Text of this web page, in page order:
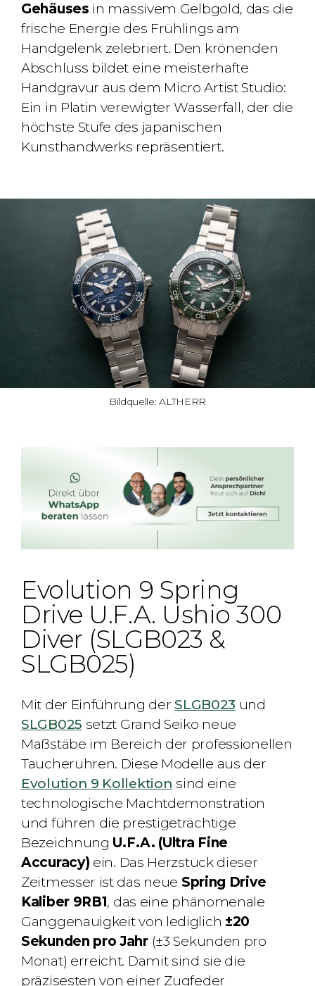
Gehäuses in massivem Gelbgold, das die
frische Energie des Frühlings am
Handgelenk zelebriert. Den krönenden
Abschluss bildet eine meisterhafte
Handgravur aus dem Micro Artist Studio:
Ein in Platin verewigter Wasserfall, der die
höchste Stufe des japanischen
Kunsthandwerks repräsentiert.
Bildquelle: ALTHERR
Evolution 9 Spring
Drive U.F.A. Ushio 300
Diver (SLGB023 &
SLGB025)
Mit der Einführung derSLGB023 und
SLGB025 setzt Grand Seiko neue
Maßstäbe im Bereich der professionellen
Taucheruhren. Diese Modelle aus der
Evolution 9 Kollektion sind eine
technologische Machtdemonstration
und führen die prestigeträchtige
Bezeichnung U.F.A. (Ultra Fine
Accuracy) ein. Das Herzstück dieser
Zeitmesser ist das neue Spring Drive
Kaliber 9RB1, das eine phänomenale
Ganggenauigkeit von lediglich ±20
Sekunden pro Jahr(±3 Sekunden pro
Monat) erreicht. Damit sind sie die
präzisesten von einer Zugfeder